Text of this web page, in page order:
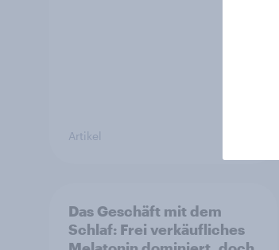
Artikel
Das Geschäft mit dem
Schlaf: Frei verkäufliches